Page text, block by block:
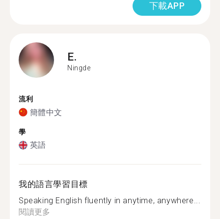
下載APP
E.
Ningde
流利
簡體中文
學
英語
我的語言學習目標
Speaking English fluently in anytime, anywhere...
閱讀更多